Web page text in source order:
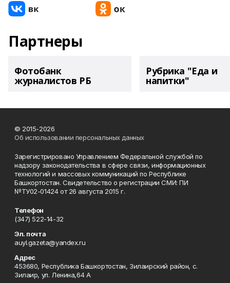
Партнеры
Фотобанк
журналистов РБ
Рубрика "Еда и
напитки"
© 2015-2026
Об использовании персональных данных
Зарегистрировано Управлением Федеральной службой по
надзору законодательства в сфере связи, информационных
технологий и массовых коммуникаций по Республике
Башкортостан. Свидетельство о регистрации СМИ: ПИ
№ТУ02-01424 от 26 августа 2015 г.
Телефон
(347) 522-14-32
Эл. почта
auyl.gazeta@yandex.ru
Адрес
453680, Республика Башкортостан, Зилаирский район, с.
Зилаир, ул. Ленина,64 А